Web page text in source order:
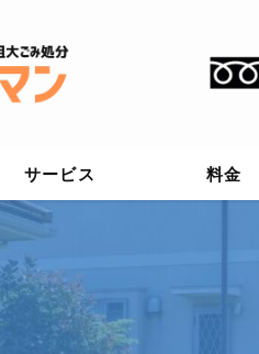
サービス 料金